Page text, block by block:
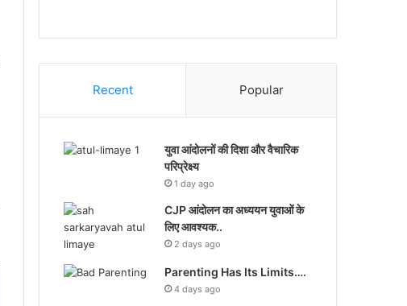
Recent Popular
युवा आंदोलनों की दिशा और वैचारिक
परिप्रेक्ष्य
1 day ago
CJP आंदोलन का अध्ययन युवाओं के
लिए आवश्यक..
2 days ago
Parenting Has Its Limits….
4 days ago